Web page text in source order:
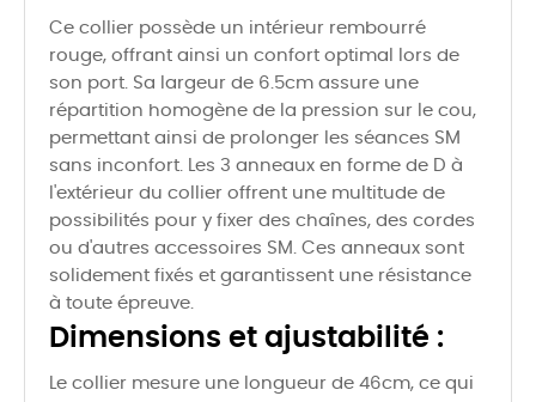
Ce collier possède un intérieur rembourré
rouge, offrant ainsi un confort optimal lors de
son port. Sa largeur de 6.5cm assure une
répartition homogène de la pression sur le cou,
permettant ainsi de prolonger les séances SM
sans inconfort. Les 3 anneaux en forme de D à
l'extérieur du collier offrent une multitude de
possibilités pour y fixer des chaînes, des cordes
ou d'autres accessoires SM. Ces anneaux sont
solidement fixés et garantissent une résistance
à toute épreuve.
Dimensions et ajustabilité :
Le collier mesure une longueur de 46cm, ce qui